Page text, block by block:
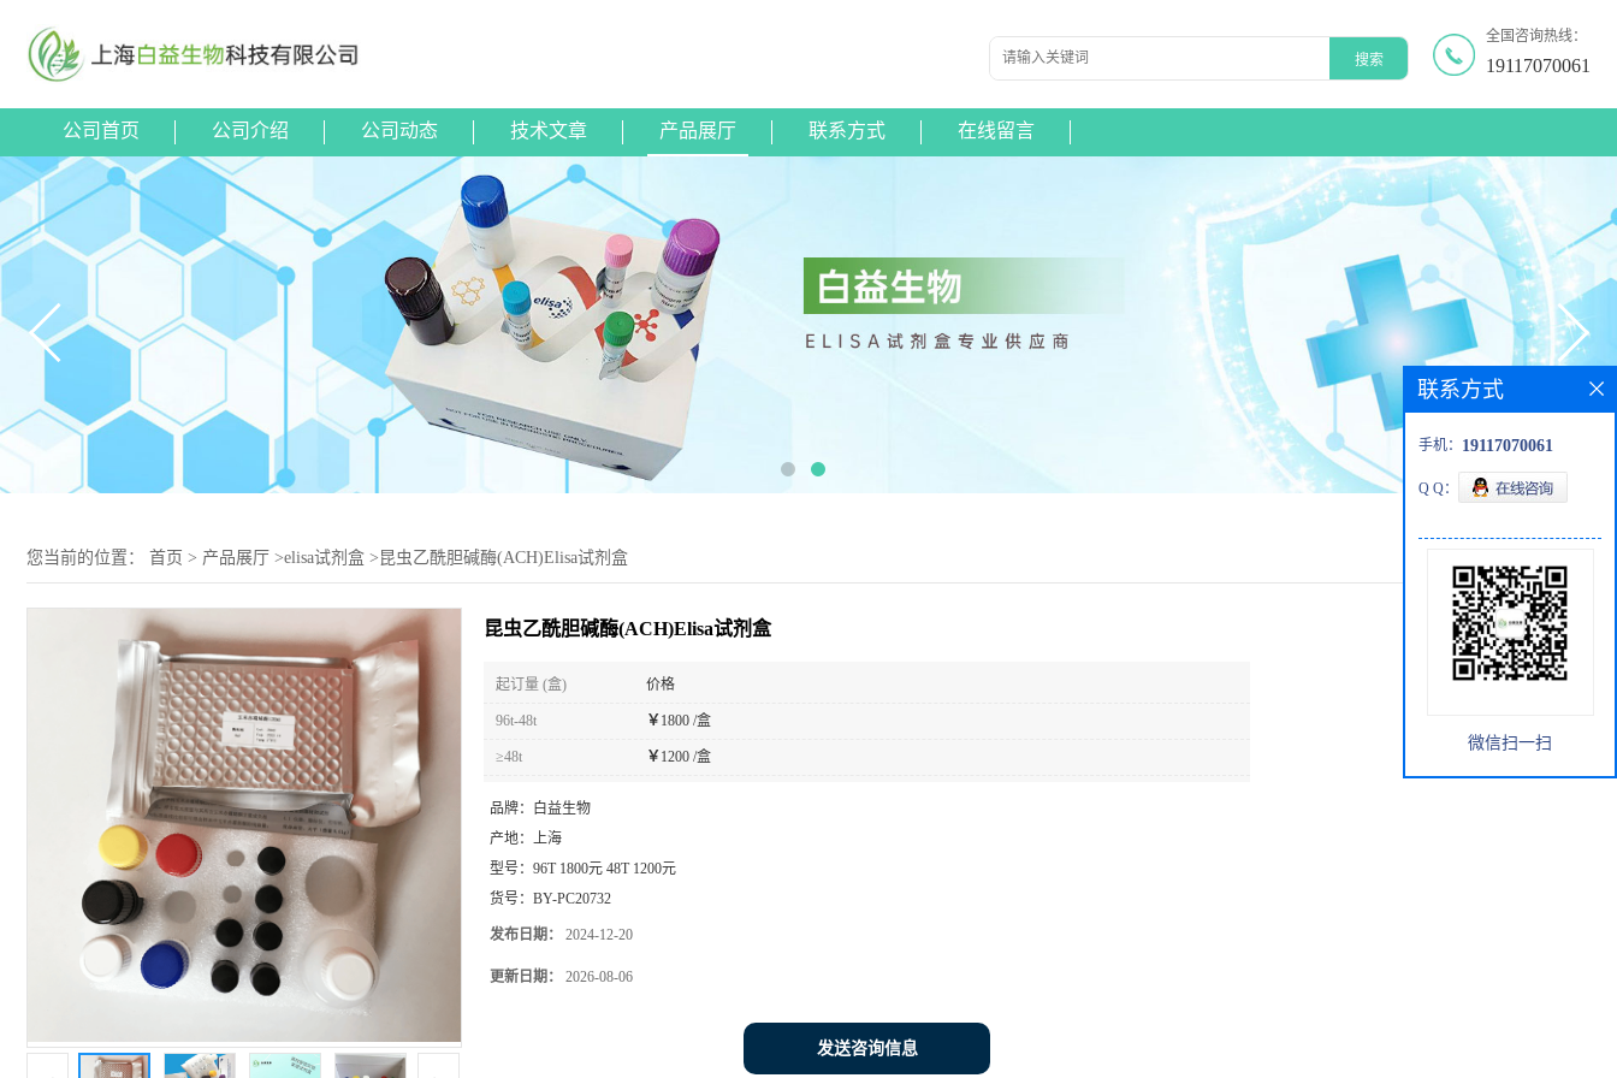
全国咨询热线：
19117070061
公司首页 公司介绍 公司动态 技术文章 产品展厅 联系方式 在线留言
您当前的位置： 首页 > 产品展厅 >elisa试剂盒 > 昆虫乙酰胆碱酶(ACH)Elisa试剂盒
昆虫乙酰胆碱酶(ACH)Elisa试剂盒
起订量 (盒) 价格
96t-48t ￥ 1800 /盒
≥48t ￥ 1200 /盒
品牌：
白益生物
产地： 上海
型号： 96T 1800元 48T 1200元
货号： BY-PC20732
发布日期： 2024-12-20
更新日期： 2026-08-06
发送咨询信息
联系方式
手机： 19117070061
Q Q：
微信扫一扫